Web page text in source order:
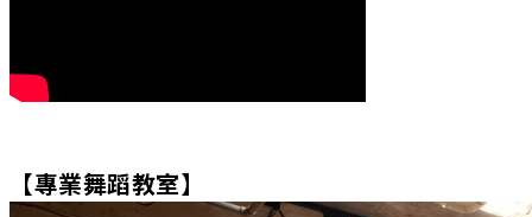
【專業舞蹈教室】